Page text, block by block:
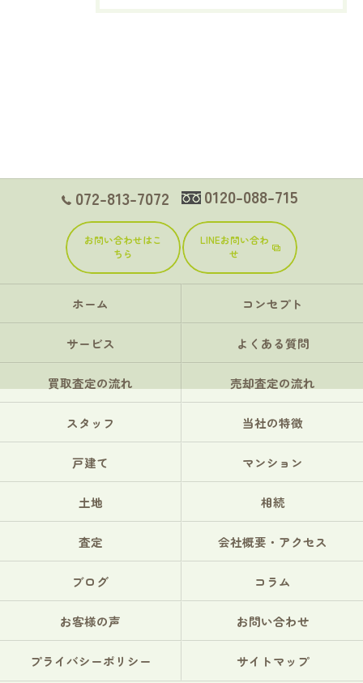
072-813-7072 0120-088-715
お問い合わせはこ
ちら
LINEお問い合わ
せ
ホーム コンセプト
サービス よくある質問
買取査定の流れ 売却査定の流れ
スタッフ 当社の特徴
戸建て マンション
土地 相続
査定 会社概要・アクセス
ブログ コラム
お客様の声 お問い合わせ
プライバシーポリシー サイトマップ